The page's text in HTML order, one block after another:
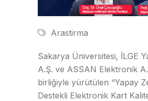
Arastirma
Sakarya Üniversitesi, İLGE
A.Ş. ve ASSAN Elektronik
birliğiyle yürütülen “Yapay
Destekli Elektronik Kart